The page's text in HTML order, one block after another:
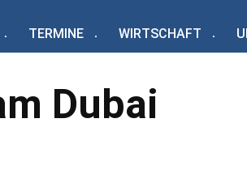
TERMINE WIRTSCHAFT
Dubai